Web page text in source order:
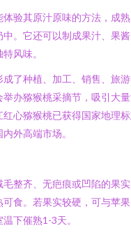
验其原汁原味的方法，成
。它还可以制成果汁、果
风味。
了种植、加工、销售、旅
办猕猴桃采摘节，吸引大
心猕猴桃已获得国家地理
外高端市场。
整齐、无疤痕或凹陷的果
食。若果实较硬，可与苹
下催熟1-3天。